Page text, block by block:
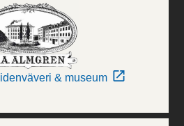
& museum